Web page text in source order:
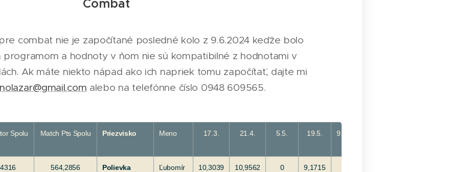
Combat
combat nie je započítané posledné kolo z 9.6.2024 keďže bolo
a hodnoty v ňom nie sú kompatibilné z hodnotami v
Ak máte niekto nápad ako ich napriek tomu započítať, dajte mi
alebo na telefónne číslo 0948 609565.
Spolu Match Pts Spolu Priezvisko Meno 17.3. 21.4. 5.5. 19.5. 9.6.
564,2856 Polievka Ľubomír 10,3039 10,9562 0 9,1715